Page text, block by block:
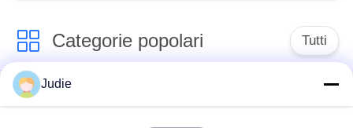
Categorie popolari Tutti
forno di fusione di
induzione
fusione
Judie